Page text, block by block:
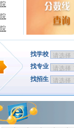
找学校
找专业
找招生